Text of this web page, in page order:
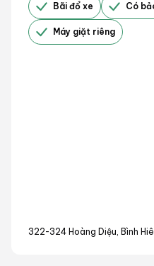
Bãi đổ xe Có
Máy giặt riêng
322-324 Hoàng Diệu, Bình